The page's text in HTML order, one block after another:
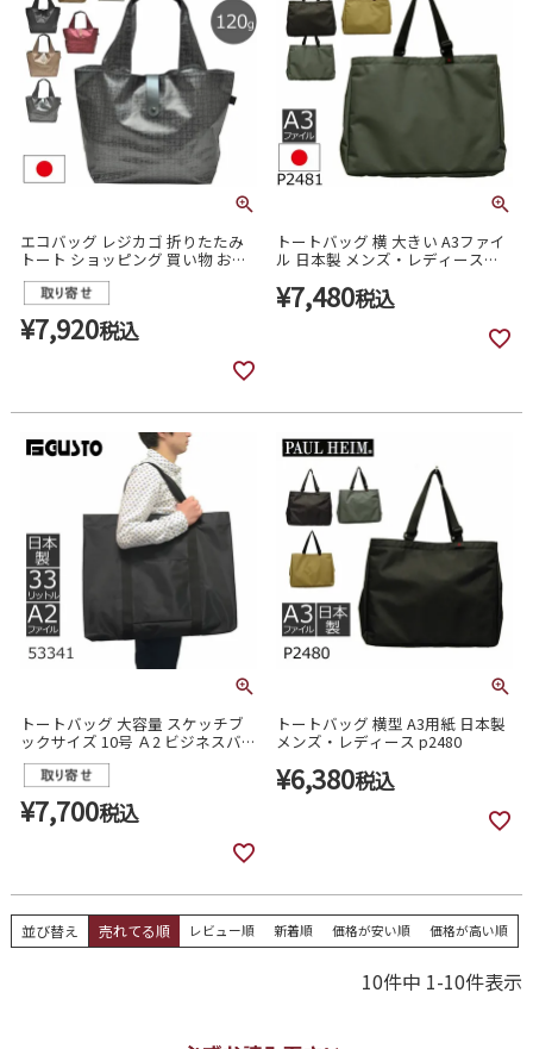
エコバッグ レジカゴ 折りたたみ
トート ショッピング 買い物 おり
たたみ ヤマト屋 キキII レディース
t281
¥7,920税込
トートバッグ 横 大きい A3ファイ
ル 日本製 メンズ・レディース
¥7,480税込
トートバッグ 大容量 スケッチブ
ックサイズ 10号 Ａ2 ビジネスバッ
グ 収納可 軽い 超特大 日本製 メン
ズ 53341
¥7,700税込
トートバッグ 横型 A3用紙 日本製
メンズ・レディース p2480
¥6,380税込
並び替え 売れてる順 レビュー順 新着順 価格が安い順 価格が高い順
10件中 1-10件表示